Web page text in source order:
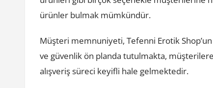
ürünler bulmak mümkündür.
Müşteri memnuniyeti, Tefenni Erotik
ve güvenlik ön planda tutulmakta,
alışveriş süreci keyifli hale gelmektedir.